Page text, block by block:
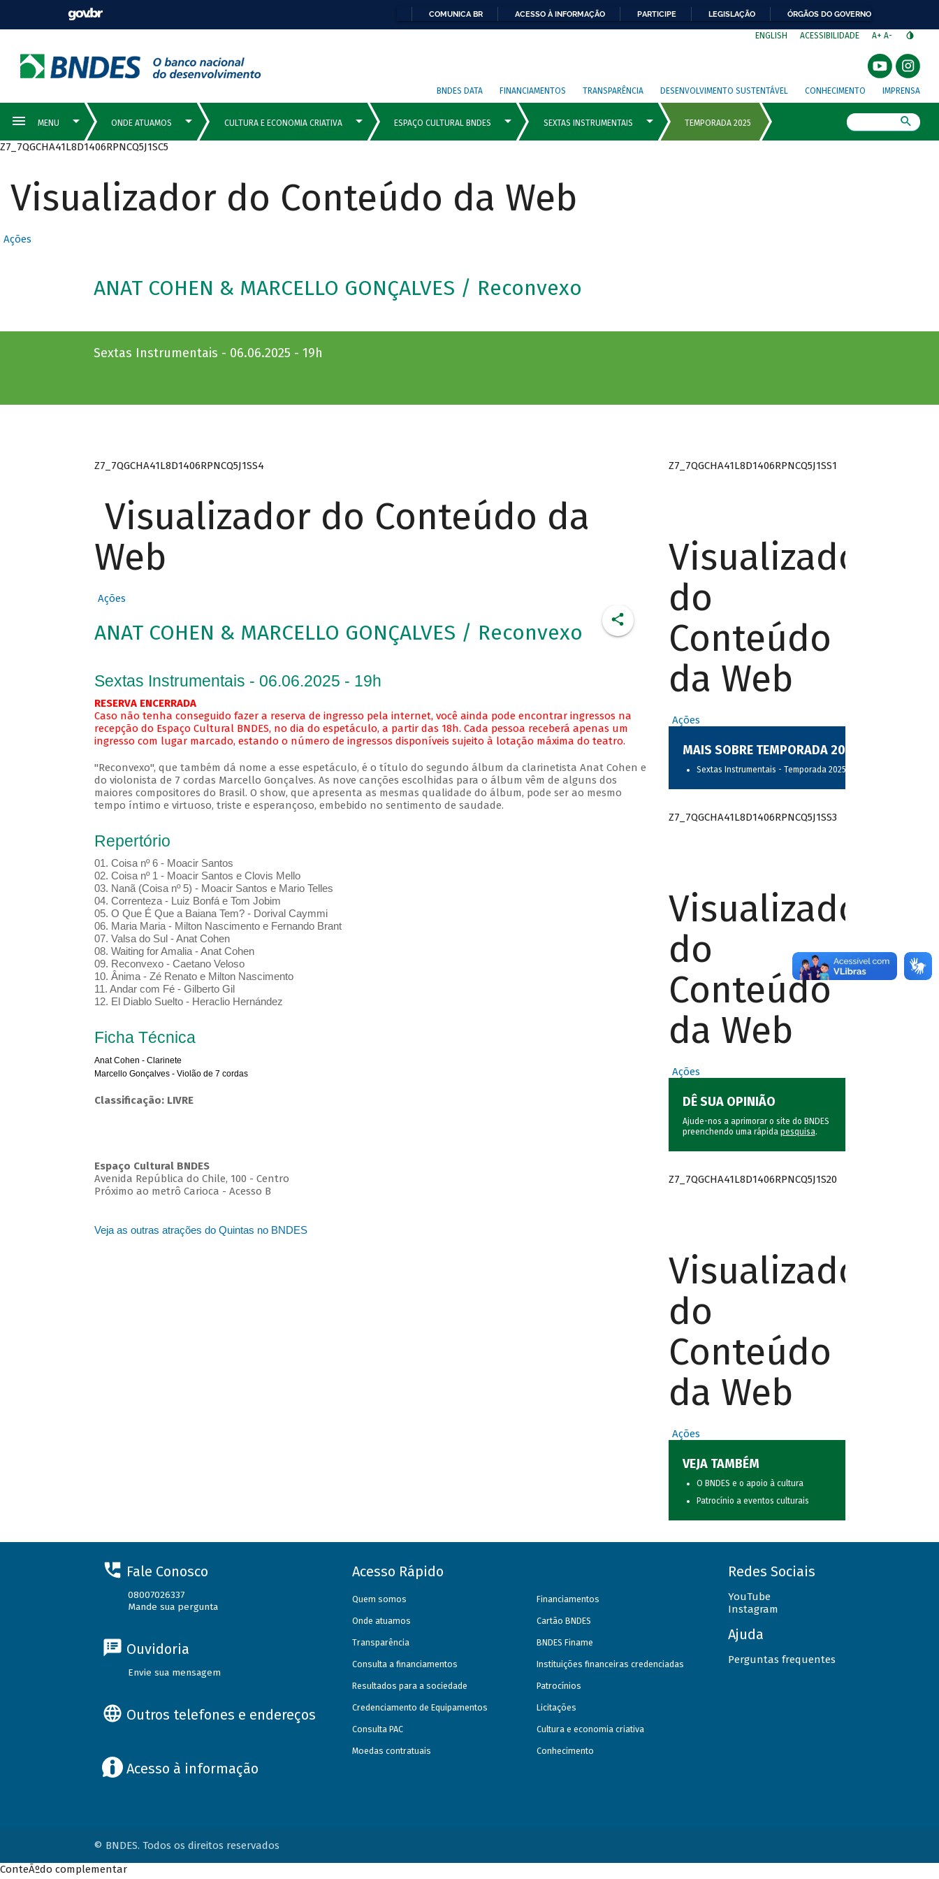
COMUNICA BR ACESSO À INFORMAÇÃO PARTICIPE LEGISLAÇÃO ÓRGÃOS DO GOVERNO
ENGLISH ACESSIBILIDADE A+ A-
BNDES DATA FINANCIAMENTOS TRANSPARÊNCIA DESENVOLVIMENTO SUSTENTÁVEL CONHECIMENTO IMPRENSA
Z7_7QGCHA41L8D1406RPNCQ5J1SC5
Visualizador do Conteúdo da Web
Ações
ANAT COHEN & MARCELLO GONÇALVES / Reconvexo
Sextas Instrumentais - 06.06.2025 - 19h
Z7_7QGCHA41L8D1406RPNCQ5J1SS4
Visualizador do Conteúdo da
Web
Ações
ANAT COHEN & MARCELLO GONÇALVES / Reconvexo
Sextas Instrumentais - 06.06.2025 - 19h
RESERVA ENCERRADA
Caso não tenha conseguido fazer a reserva de ingresso pela internet, você ainda pode encontrar ingressos na
recepção do Espaço Cultural BNDES, no dia do espetáculo, a partir das 18h. Cada pessoa receberá apenas um
ingresso com lugar marcado, estando o número de ingressos disponíveis sujeito à lotação máxima do teatro.
"Reconvexo", que também dá nome a esse espetáculo, é o título do segundo álbum da clarinetista Anat Cohen e
do violonista de 7 cordas Marcello Gonçalves. As nove canções escolhidas para o álbum vêm de alguns dos
maiores compositores do Brasil. O show, que apresenta as mesmas qualidade do álbum, pode ser ao mesmo
tempo íntimo e virtuoso, triste e esperançoso, embebido no sentimento de saudade.
Repertório
01. Coisa nº 6 - Moacir Santos
02. Coisa nº 1 - Moacir Santos e Clovis Mello
03. Nanã (Coisa nº 5) - Moacir Santos e Mario Telles
04. Correnteza - Luiz Bonfá e Tom Jobim
05. O Que É Que a Baiana Tem? - Dorival Caymmi
06. Maria Maria - Milton Nascimento e Fernando Brant
07. Valsa do Sul - Anat Cohen
08. Waiting for Amalia - Anat Cohen
09. Reconvexo - Caetano Veloso
10. Ânima - Zé Renato e Milton Nascimento
11. Andar com Fé - Gilberto Gil
12. El Diablo Suelto - Heraclio Hernández
Ficha Técnica
Anat Cohen - Clarinete
Marcello Gonçalves - Violão de 7 cordas
Classificação: LIVRE
Espaço Cultural BNDES
Avenida República do Chile, 100 - Centro
Próximo ao metrô Carioca - Acesso B
Veja as outras atrações do Quintas no BNDES
Z7_7QGCHA41L8D1406RPNCQ5J1SS1
Visualizador
do
Conteúdo
da Web
Ações
MAIS SOBRE TEMPORADA 2025
Sextas Instrumentais - Temporada 2025
Z7_7QGCHA41L8D1406RPNCQ5J1SS3
Visualizador
do
Conteúdo
da Web
Ações
DÊ SUA OPINIÃO
Ajude-nos a aprimorar o site do BNDES
preenchendo uma rápida pesquisa.
Z7_7QGCHA41L8D1406RPNCQ5J1S20
Visualizador
do
Conteúdo
da Web
Ações
VEJA TAMBÉM
O BNDES e o apoio à cultura
Patrocínio a eventos culturais
Fale Conosco
08007026337
Mande sua pergunta
Ouvidoria
Envie sua mensagem
Outros telefones e endereços
Acesso à informação
Acesso Rápido
Quem somos
Onde atuamos
Transparência
Consulta a financiamentos
Resultados para a sociedade
Credenciamento de Equipamentos
Consulta PAC
Moedas contratuais
Financiamentos
Cartão BNDES
BNDES Finame
Instituições financeiras credenciadas
Patrocínios
Licitações
Cultura e economia criativa
Conhecimento
Redes Sociais
YouTube
Instagram
Ajuda
Perguntas frequentes
© BNDES. Todos os direitos reservados
ConteÃºdo complementar